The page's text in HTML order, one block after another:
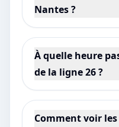
Nantes ?
À quelle heure
de la ligne 26 ?
Comment voir